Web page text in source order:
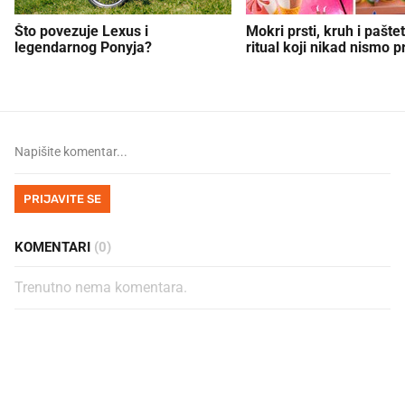
Što povezuje Lexus i
legendarnog Ponyja?
Mokri prsti, kruh i
ritual koji nikad nismo
PRIJAVITE SE
KOMENTARI (0)
Trenutno nema komentara.